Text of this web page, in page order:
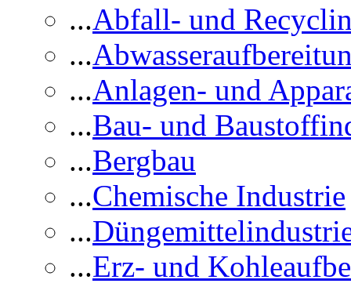
...Abfall- und
...
...Anlagen- und
...Bau- und
...Bergbau
...Chemische Industrie
...
...Erz- und